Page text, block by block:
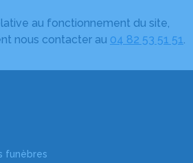
au fonctionnement du site,
nous contacter au 04 82 53 51 51.
funèbres